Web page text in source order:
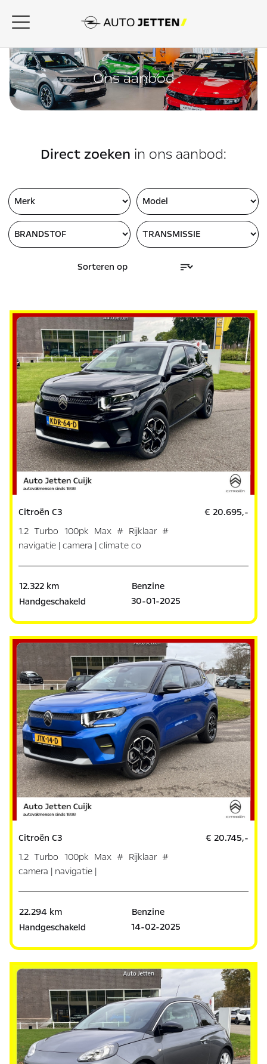
Ons aanbod
Direct zoeken in ons aanbod:
Citroën C3
1.2 Turbo 100pk Max # Rijklaar #
navigatie | camera | climate co
€ 20.695,-
12.322 km
Benzine
Handgeschakeld
30-01-2025
Citroën C3
1.2 Turbo 100pk Max # Rijklaar #
camera | navigatie |
€ 20.745,-
22.294 km
Benzine
Handgeschakeld
14-02-2025